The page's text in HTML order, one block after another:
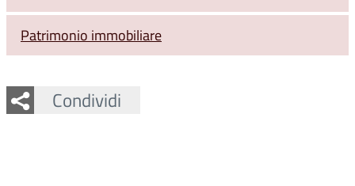
Patrimonio immobiliare
Condividi
Facebook
Twitter
Whatsapp